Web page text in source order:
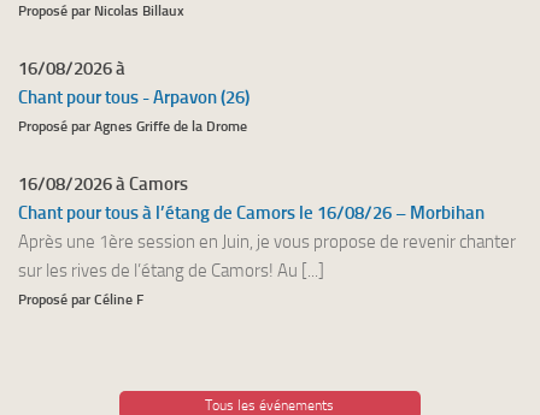
Proposé par Nicolas Billaux
16/08/2026 à
Chant pour tous - Arpavon (26)
Proposé par Agnes Griffe de la Drome
16/08/2026 à Camors
Chant pour tous à l’étang de Camors le 16/08/26 – Morbihan
Après une 1ère session en Juin, je vous propose de revenir chanter
sur les rives de l’étang de Camors! Au [...]
Proposé par Céline F
Tous les événements